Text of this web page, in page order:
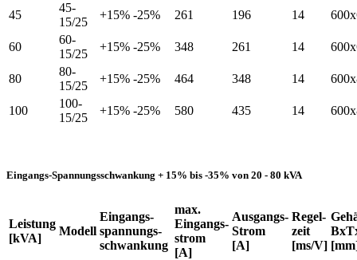
45
45-
15/25
+15% -25% 261 196 14
60
60-
15/25
+15% -25% 348 261 14
80
80-
15/25
+15% -25% 464 348 14
100
100-
15/25
+15% -25% 580 435 14
Eingangs-Spannungsschwankung + 15% bis -35% von 20 - 80 kVA
Leistung
[kVA]
Modell
Eingangs-
spannungs-
schwankung
max.
Eingangs-
strom
[A]
Ausgangs-
Strom
[A]
Regel-
zeit
[ms/V]